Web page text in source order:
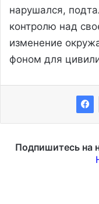
нарушался,
контролю над
изменение
фоном для
Подпишитесь на